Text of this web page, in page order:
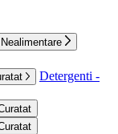
Detergenti -